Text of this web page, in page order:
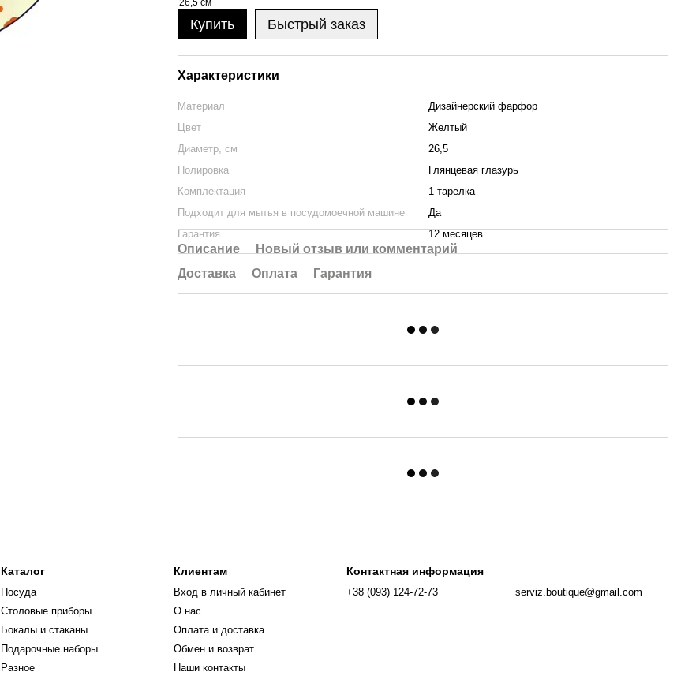
Купить Быстрый заказ
Характеристики
Материал
Дизайнерский фарфор
Цвет
Желтый
Диаметр, см
26,5
Полировка
Глянцевая глазурь
Комплектация
1 тарелка
Подходит для мытья в посудомоечной машине
Да
Гарантия
12 месяцев
Описание
Новый отзыв или комментарий
Доставка
Оплата Гарантия
Каталог
Посуда
Столовые приборы
Бокалы и стаканы
Подарочные наборы
Разное
Клиентам
Вход в личный кабинет
О нас
Оплата и доставка
Обмен и возврат
Наши контакты
Контактная информация
+38 (093) 124-72-73 serviz.boutique@gmail.com